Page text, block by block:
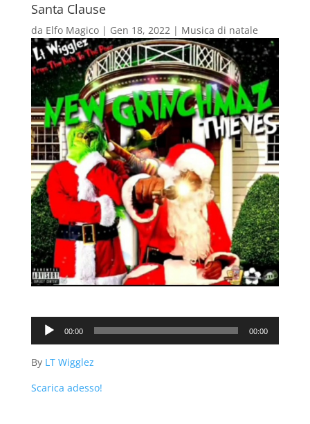
Santa Clause
da Elfo Magico| Gen 18, 2022| Musica di natale
Audio
Player
00:00 00:00
By LT Wigglez
Scarica adesso!